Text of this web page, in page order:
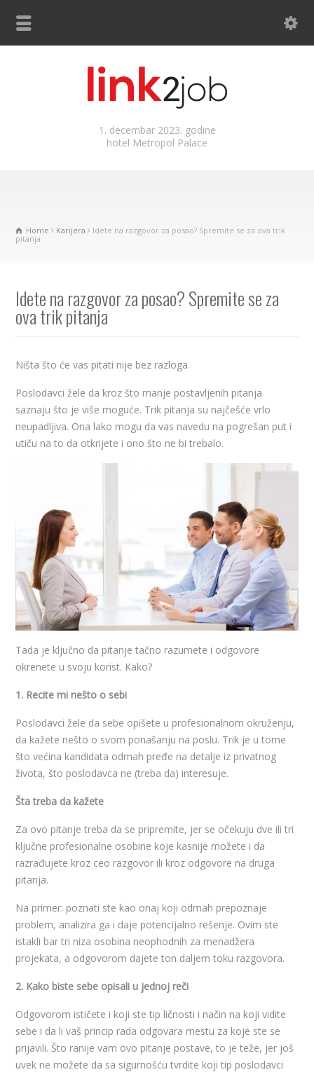
1. decembar 2023. godine
hotel Metropol Palace
Home Karijera
Idete na razgovor za posao? Spremite se za ova trik
pitanja
Idete na razgovor za posao? Spremite se za
ova trik pitanja
Ništa što će vas pitati nije bez razloga.
Poslodavci žele da kroz što manje postavljenih pitanja
saznaju što je više moguće. Trik pitanja su najčešće vrlo
neupadljiva. Ona lako mogu da vas navedu na pogrešan put i
utiču na to da otkrijete i ono što ne bi trebalo.
Tada je ključno da pitanje tačno razumete i odgovore
okrenete u svoju korist. Kako?
1. Recite mi nešto o sebi
Poslodavci žele da sebe opišete u profesionalnom okruženju,
da kažete nešto o svom ponašanju na poslu. Trik je u tome
što većina kandidata odmah pređe na detalje iz privatnog
života, što poslodavca ne (treba da) interesuje.
Šta treba da kažete
Za ovo pitanje treba da se pripremite, jer se očekuju dve ili tri
ključne profesionalne osobine koje kasnije možete i da
razrađujete kroz ceo razgovor ili kroz odgovore na druga
pitanja.
Na primer: poznati ste kao onaj koji odmah prepoznaje
problem, analizira ga i daje potencijalno rešenje. Ovim ste
istakli bar tri niza osobina neophodnih za menadžera
projekata, a odgovorom dajete ton daljem toku razgovora.
2. Kako biste sebe opisali u jednoj reči
Odgovorom ističete i koji ste tip ličnosti i način na koji vidite
sebe i da li vaš princip rada odgovara mestu za koje ste se
prijavili. Što ranije vam ovo pitanje postave, to je teže, jer još
uvek ne možete da sa sigurnošću tvrdite koji tip poslodavci